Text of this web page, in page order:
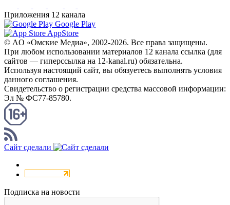
Приложения 12 канала
Google Play
AppStore
© AO «Омские Медиа», 2002-2026. Все права защищены.
При любом использовании материалов 12 канала ссылка (для
сайтов — гиперссылка на 12-kanal.ru) обязательна.
Используя настоящий сайт, вы обязуетесь выполнять условия
данного соглашения.
Свидетельство о регистрации средства массовой информации:
Эл № ФС77-85780.
Сайт сделали
Подписка на новости